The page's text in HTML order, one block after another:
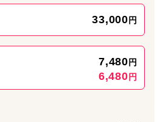
33,000 円
7,480 円
6,480 円